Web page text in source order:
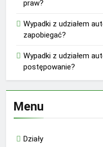
praw?
Wypadki z udziałem
zapobiegać?
Wypadki z udziałem
postępowanie?
Menu
Działy